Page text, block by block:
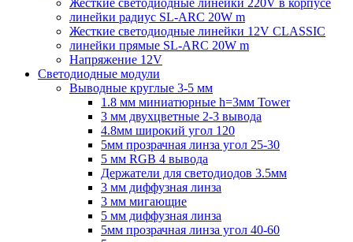
Жесткие светодиодные линейки 220V в корпусе
линейки радиус SL-ARC 20W m
Жесткие светодиодные линейки 12V CLASSIC
линейки прямые SL-ARC 20W m
Напряжение 12V
Светодиодные модули
Выводные круглые 3-5 мм
1.8 мм миниатюрные h=3мм Tower
3 мм двухцветные 2-3 вывода
4.8мм широкий угол 120
5мм прозрачная линза угол 25-30
5 мм RGB 4 вывода
Держатели для светодиодов 3.5мм
3 мм диффузная линза
3 мм мигающие
5 мм диффузная линза
5мм прозрачная линза угол 40-60